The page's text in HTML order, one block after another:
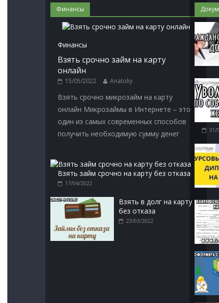
Финансы
Финансы
Взять срочно займ на карту
онлайн
15/05/2022 Anatoliy
Взять срочно микрозайм на карту
онлайн Микрозаймы в Интернете – это
один из самых современных способов
получить необходимую сумму денег
Взять займ срочно на карту без отказа
17/04/2022
Взять в долг на карту
без отказа
23/03/2022
31/